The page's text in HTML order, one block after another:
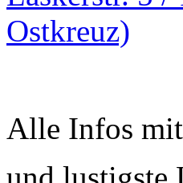
Ostkreuz)
Alle Infos